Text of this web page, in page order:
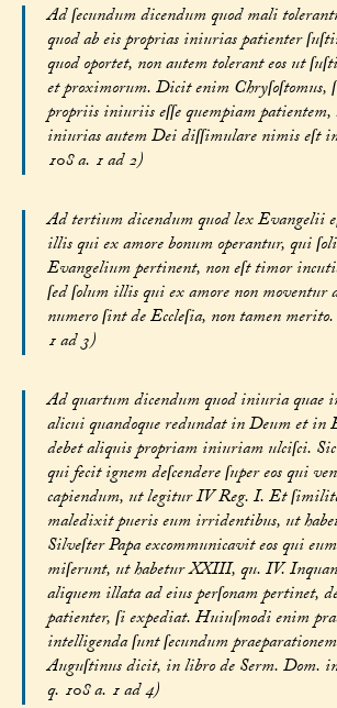
Ad ſecundum dicendum quod mali
quod ab eis proprias iniurias patienter
quod oportet, non autem tolerant eos ut
et proximorum. Dicit enim Chryſoſtomus,
propriis iniuriis eſſe quempiam patientem,
iniurias autem Dei diſſimulare nimis
108 a. 1 ad 2)
Ad tertium dicendum quod lex Evangelii
illis qui ex amore bonum operantur, qui
Evangelium pertinent, non eſt timor
ſed ſolum illis qui ex amore non moventur
numero ſint de Eccleſia, non tamen
1 ad 3)
Ad quartum dicendum quod iniuria quae
alicui quandoque redundat in Deum et in
debet aliquis propriam iniuriam ulciſci.
qui fecit ignem deſcendere ſuper eos qui
capiendum, ut legitur IV Reg. I. Et
maledixit pueris eum irridentibus, ut
Silveſter Papa excommunicavit eos qui
miſerunt, ut habetur XXIII, qu. IV.
aliquem illata ad eius perſonam pertinet,
patienter, ſi expediat. Huiuſmodi enim
intelligenda ſunt ſecundum
Auguſtinus dicit, in libro de Serm. Dom.
q. 108 a. 1 ad 4)